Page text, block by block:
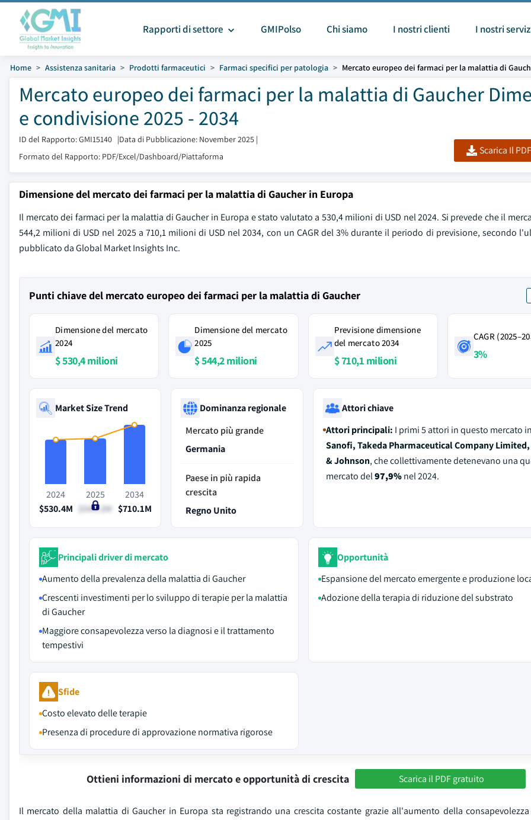
Rapporti di settore GMIPolso Chi siamo I nostri clienti I nostri
Home Assistenza sanitaria Prodotti farmaceutici Farmaci specifici per patologia Mercato europeo dei farmaci per la malattia di
Mercato europeo dei farmaci per la malattia di Gaucher
e condivisione 2025 - 2034
ID del Rapporto: GMI15140 |Data di Pubblicazione: November 2025 |
Formato del Rapporto: PDF/Excel/Dashboard/Piattaforma
Scarica Il
Dimensione del mercato dei farmaci per la malattia di Gaucher in Europa
Il mercato dei farmaci per la malattia di Gaucher in Europa e stato valutato a 530,4 milioni di USD nel 2024. Si prevede che il
544,2 milioni di USD nel 2025 a 710,1 milioni di USD nel 2034, con un CAGR del 3% durante il periodo di previsione, secondo
pubblicato da Global Market Insights Inc.
Punti chiave del mercato europeo dei farmaci per la malattia di Gaucher
Dimensione del mercato
2024
$ 530,4 milioni
Dimensione del mercato
2025
$ 544,2 milioni
Previsione dimensione
del mercato 2034
$ 710,1 milioni
CAGR
3%
Market Size Trend
2024
$530.4M
2025
$544.2M
2034
$710.1M
Dominanza regionale
Mercato più grande
Germania
Paese in più rapida
crescita
Regno Unito
Attori chiave
Attori principali: I primi 5 attori in questo mercato
Sanofi, Takeda Pharmaceutical Company
& Johnson, che collettivamente detenevano una
mercato del97,9%nel 2024.
Principali driver di mercato
Aumento della prevalenza della malattia di Gaucher
Crescenti investimenti per lo sviluppo di terapie per la malattia
di Gaucher
Maggiore consapevolezza verso la diagnosi e il trattamento
tempestivi
Opportunità
Espansione del mercato emergente e produzione
Adozione della terapia di riduzione del substrato
Sfide
Costo elevato delle terapie
Presenza di procedure di approvazione normativa rigorose
Ottieni informazioni di mercato e opportunità di crescita Scarica il PDF gratuito
Il mercato della malattia di Gaucher in Europa sta registrando una crescita costante grazie all'aumento della